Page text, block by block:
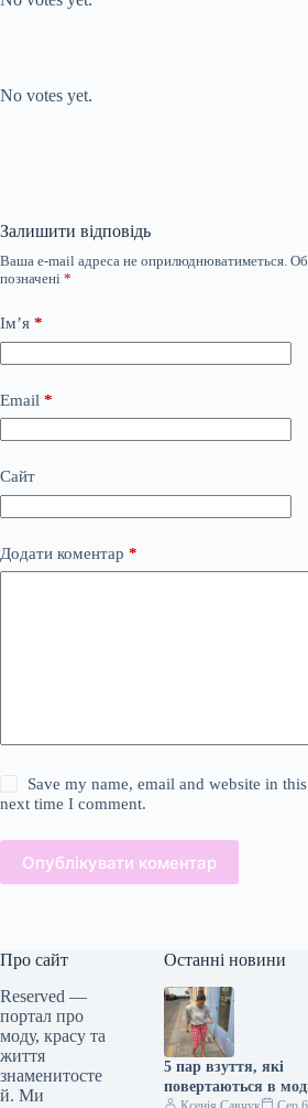
No votes yet.
Залишити відповідь
Ваша e-mail адреса не оприлюднюватиметься.
позначені *
Ім’я *
Email *
Сайт
Додати коментар *
Save my name, email and website in
next time I comment.
Опублікувати коментар
Про сайт
Reserved —
портал про
моду, красу та
життя
знаменитосте
й. Ми
Останні новини
5 пар взуття, які
повертаються в